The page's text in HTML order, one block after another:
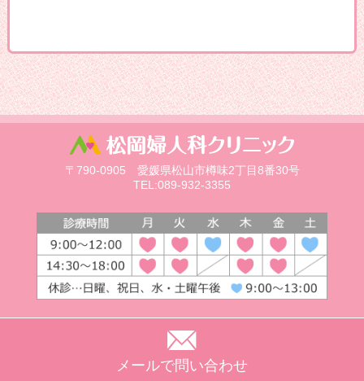
〒790-0905 愛媛県松山市樽味2丁目8番30号
TEL:089-932-3355
メールで問い合わせ